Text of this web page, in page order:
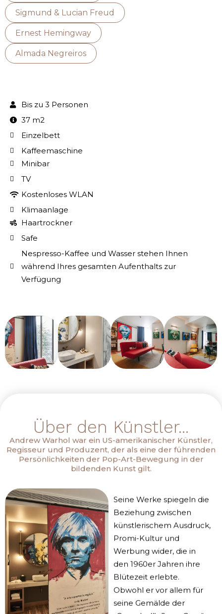
Sigmund & Lucian Freud
Ernest Hemingway
Almada Negreiros
Bis zu 3 Personen
37 m2
Einzelbett
Kaffeemaschine
Minibar
TV
Kostenloses WLAN
Klimaanlage
Haartrockner
Safe
Nespresso-Kaffee und Wasser stehen Ihnen
während Ihres gesamten Aufenthalts zur
Verfügung
Über den Künstler...
Andrew Warhol war ein US-amerikanischer Künstler,
Regisseur und Produzent, der als eine der führenden
Persönlichkeiten der Pop-Art-Bewegung in der
bildenden Kunst gilt.
Seine Werke spiegeln die
Beziehung zwischen
künstlerischem Ausdruck,
Promi-Kultur und
Werbung wider, die in
den 1960er Jahren ihre
Blütezeit erlebte.
Obwohl er vor allem für
seine Gemälde der